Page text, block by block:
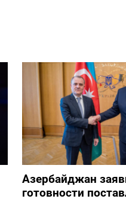
Азербайджан
готовности